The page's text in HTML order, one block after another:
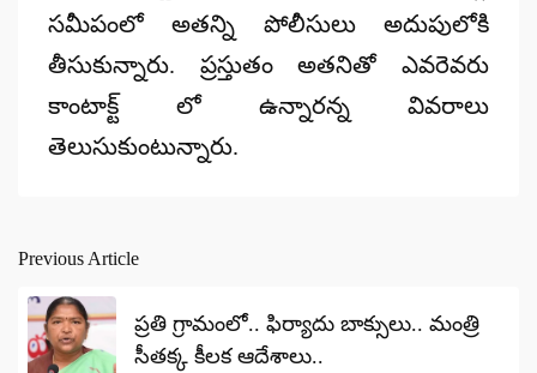
సమీపంలో అతన్ని పోలీసులు అదుపులోకి
తీసుకున్నారు. ప్రస్తుతం అతనితో ఎవరెవరు
కాంటాక్ట్ లో ఉన్నారన్న వివరాలు
తెలుసుకుంటున్నారు.
Post
navigation
Previous Article
ప్రతి గ్రామంలో.. ఫిర్యాదు బాక్సులు.. మంత్రి
సీతక్క కీలక ఆదేశాలు..